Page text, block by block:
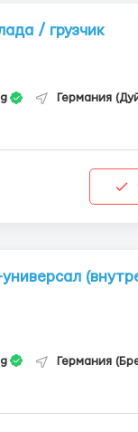
/ грузчик
Германия
Германия